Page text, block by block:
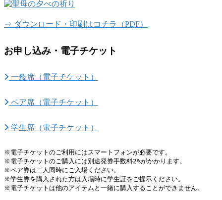
⇒ ダウンロード・印刷はコチラ（PDF）
お申し込み・電子チケット
一般席（電子チケット）
ペア席（電子チケット）
学生席（電子チケット）
※電子チケットのご利用にはスマートフォンが必要です。
※電子チケットのご購入には別途発券手数料2%がかかります。
※ペア券は二人同時にご入場ください。
※学生券を購入された方は入場時に学生証をご提示ください。
※電子チケットは他のアイテムと一緒に購入することができません。